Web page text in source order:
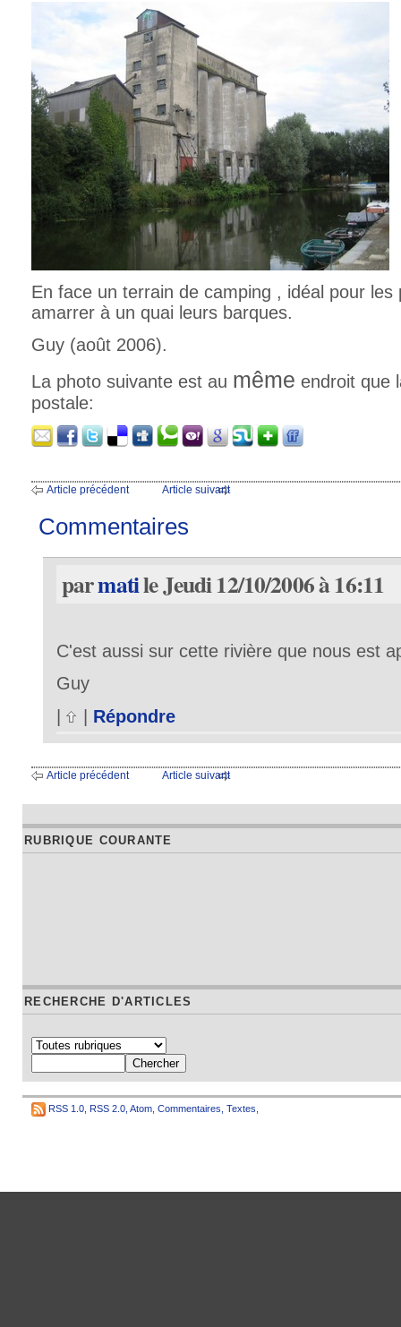
En face un terrain de camping , idéal pour les
amarrer à un quai leurs barques.
Guy (août 2006).
La photo suivante est au même endroit que
postale:
Article précédent Article suivant
Commentaires
parmatile Jeudi 12/10/2006 à 16:11
C'est aussi sur cette rivière que nous est
Guy
|
| Répondre
Article précédent Article suivant
RUBRIQUE COURANTE
RECHERCHE D'ARTICLES
RSS 1.0 RSS 2.0 Atom Commentaires Textes